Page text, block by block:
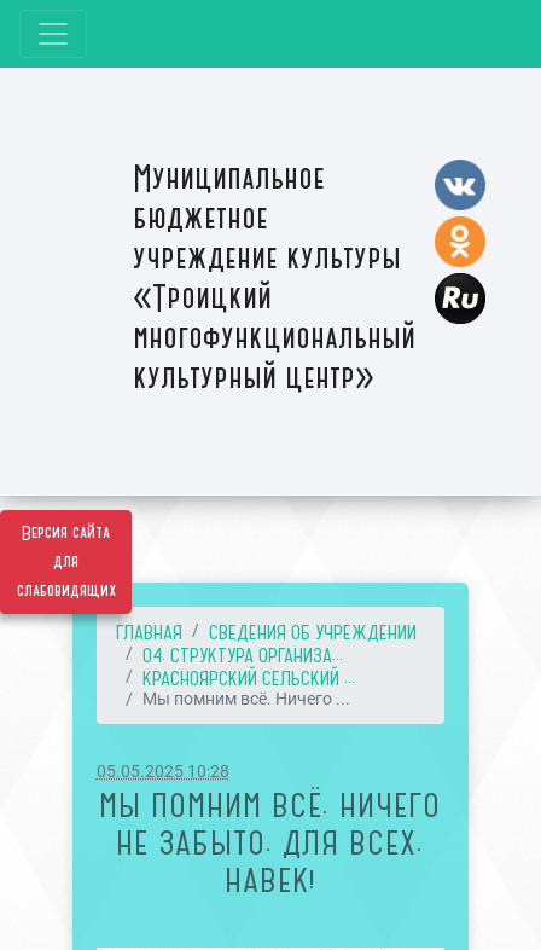
Версия сайта
для
слабовидящих
Муниципальное
бюджетное
учреждение культуры
«Троицкий
многофункциональный
культурный центр»
ГЛАВНАЯ
СВЕДЕНИЯ ОБ УЧРЕЖДЕНИИ
04. СТРУКТУРА ОРГАНИЗА...
КРАСНОЯРСКИЙ СЕЛЬСКИЙ ...
Мы помним всё. Ничего ...
05.05.2025 10:28
МЫ ПОМНИМ ВСЁ. НИЧЕГО
НЕ ЗАБЫТО. ДЛЯ ВСЕХ.
НАВЕК!